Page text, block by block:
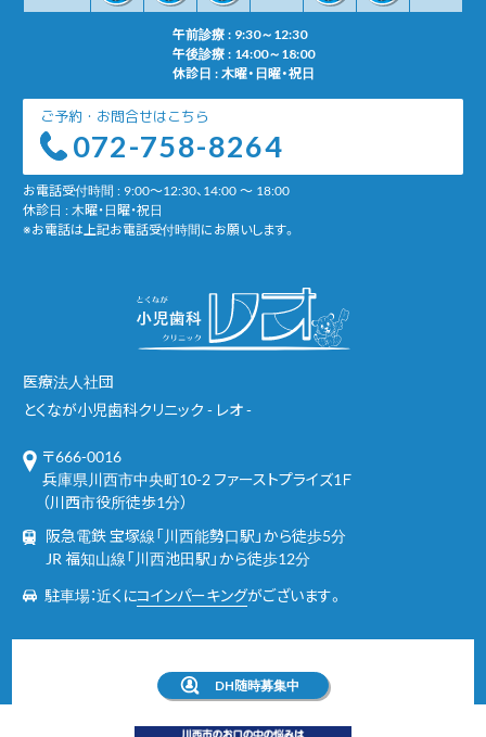
午前診療 : 9:30～12:30
午後診療 : 14:00～18:00
休診日 : 木曜・日曜・祝日
ご予約・お問合せはこちら
072-758-8264
お電話受付時間 : 9:00～12:30、14:00 ～ 18:00
休診日 : 木曜・日曜・祝日
※お電話は上記お電話受付時間にお願いします。
医療法人社団
とくなが小児歯科クリニック - レオ -
〒666-0016
兵庫県川西市中央町10-2 ファーストプライズ1Ｆ
（川西市役所徒歩1分）
阪急電鉄 宝塚線「川西能勢口駅」から徒歩5分
JR 福知山線「川西池田駅」から徒歩12分
駐車場：近くにコインパーキングがございます。
DH随時募集中